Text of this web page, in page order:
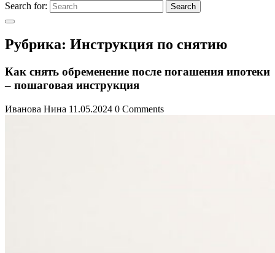
Search for: Search
Рубрика: Инструкция по снятию
Как снять обременение после погашения ипотеки
– пошаговая инструкция
Иванова Нина 11.05.2024 0 Comments